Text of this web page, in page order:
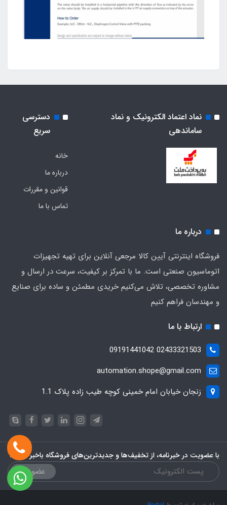
نماد اعتماد الکترونیک و نماد
ساماندهی
دسترسی
سریع
خانه
درباره ما
قوانین و مقررات
تماس با ما
درباره ما
فروشگاه اینترنتی آیین کالا مرجعی آنلاین برای تهیه تجهیزات
اتوماسیون صنعتی است. ما با تمرکز بر کیفیت، سرعت در ارسال و
مشاوره تخصصی، تلاش می‌کنیم خریدی مطمئن و ساده برای صنایع
و مهندسان فراهم کنیم
ارتباط با ما
02433321503 09191441042
automation.shope@gmail.com
زنجان خیابان امام خمینی کوچه طیب زاده پلاک 1.1
با عضویت در خبرنامه، از تخفیف‌ها و جدیدترین‌های فروشگاه باخبر شوید:
عضویت